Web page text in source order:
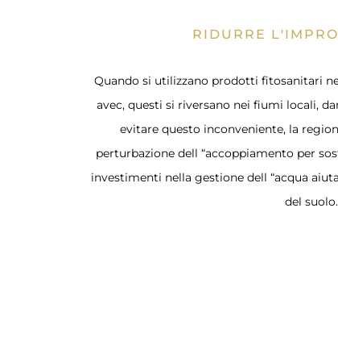
RIDURRE
Quando si utilizzano prodotti fitosanitari
avec, questi si riversano nei fiumi locali,
evitare questo inconveniente, la
perturbazione dell “accoppiamento per
investimenti nella gestione dell “acqua
del suolo.